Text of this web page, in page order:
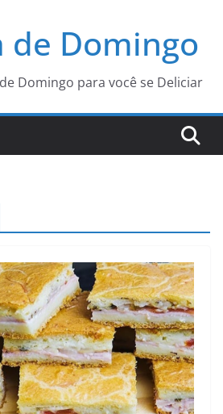
de Domingo
Domingo para você se Deliciar